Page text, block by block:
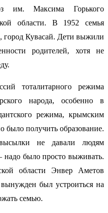
им. Максима Горького
области. В 1952 семья
город Кувасай. Дети выжили
родителей, хотя не
тоталитарного режима
народа, особенно в
режима, крымским
было получить образование.
не давали людям
было просто выживать.
области Энвер Аметов
был устроиться на
семью.